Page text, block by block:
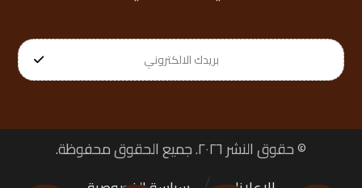
© حقوق النشر ٢٠٢٦. جميع الحقوق محفوظة.